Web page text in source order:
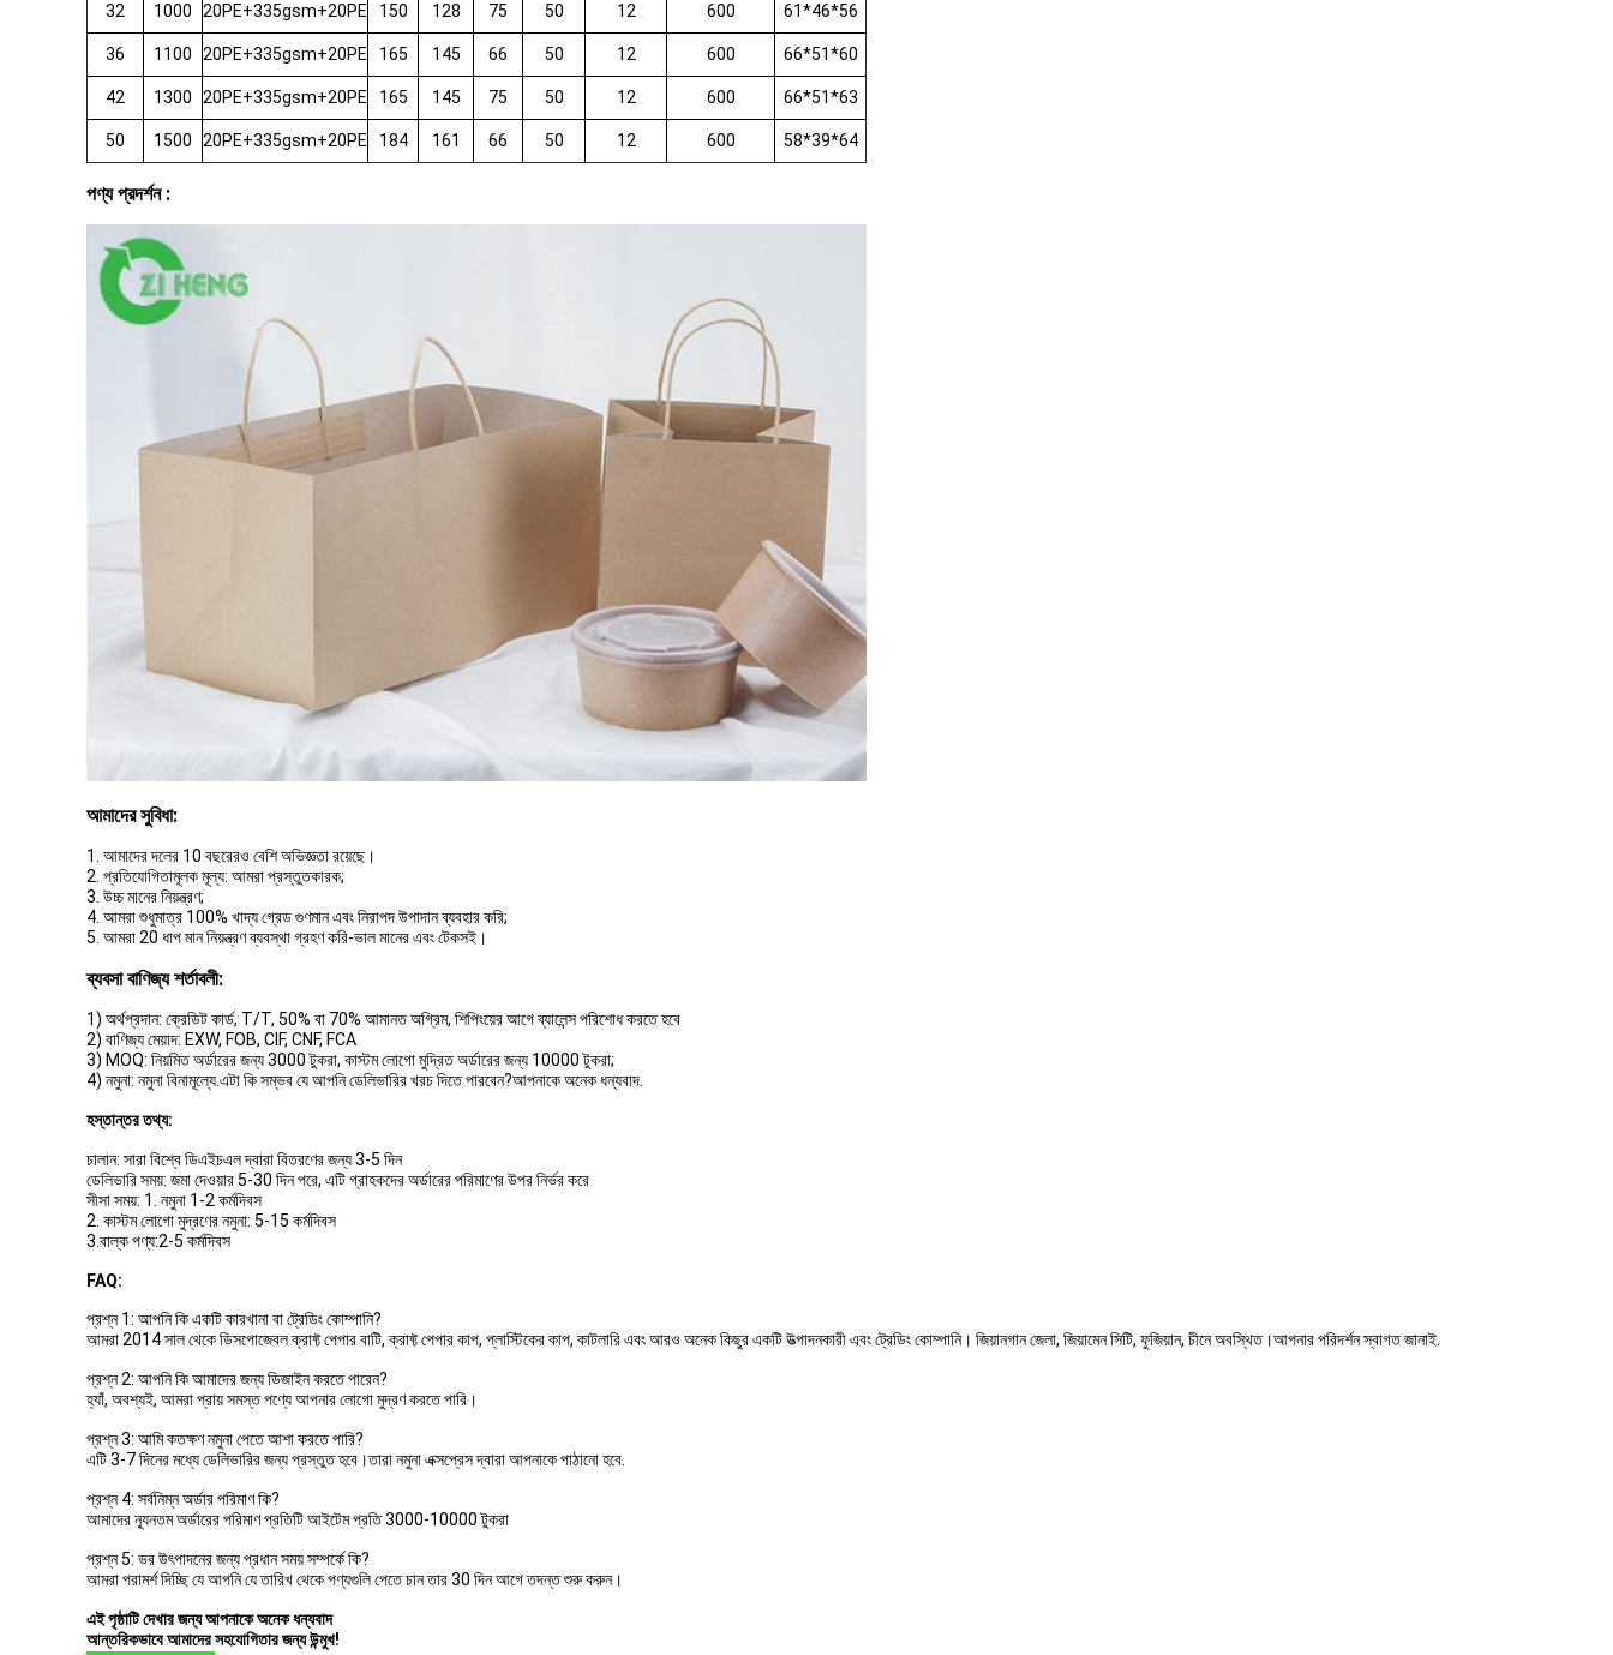
32 1000 20PE+335gsm+20PE 150 128 75 50 12 600 61*46*56
36 1100 20PE+335gsm+20PE 165 145 66 50 12 600 66*51*60
42 1300 20PE+335gsm+20PE 165 145 75 50 12 600 66*51*63
50 1500 20PE+335gsm+20PE 184 161 66 50 12 600 58*39*64
পণ্য প্রদর্শন :
আমাদের সুবিধা:
1. আমাদের দলের 10 বছরেরও বেশি অভিজ্ঞতা রয়েছে।
2. প্রতিযোগিতামূলক মূল্য: আমরা প্রস্তুতকারক;
3. উচ্চ মানের নিয়ন্ত্রণ;
4. আমরা শুধুমাত্র 100% খাদ্য গ্রেড গুণমান এবং নিরাপদ উপাদান ব্যবহার করি;
5. আমরা 20 ধাপ মান নিয়ন্ত্রণ ব্যবস্থা গ্রহণ করি-ভাল মানের এবং টেকসই।
ব্যবসা বাণিজ্য শর্তাবলী:
1) অর্থপ্রদান: ক্রেডিট কার্ড, T/T, 50% বা 70% আমানত অগ্রিম, শিপিংয়ের আগে ব্যালেন্স পরিশোধ করতে হবে
2) বাণিজ্য মেয়াদ: EXW, FOB, CIF, CNF, FCA
3) MOQ: নিয়মিত অর্ডারের জন্য 3000 টুকরা, কাস্টম লোগো মুদ্রিত অর্ডারের জন্য 10000 টুকরা;
4) নমুনা: নমুনা বিনামূল্যে.এটা কি সম্ভব যে আপনি ডেলিভারির খরচ দিতে পারবেন?আপনাকে অনেক ধন্যবাদ.
হস্তান্তর তথ্য:
চালান: সারা বিশ্বে ডিএইচএল দ্বারা বিতরণের জন্য 3-5 দিন
ডেলিভারি সময়: জমা দেওয়ার 5-30 দিন পরে, এটি গ্রাহকদের অর্ডারের পরিমাণের উপর নির্ভর করে
সীসা সময়: 1. নমুনা 1-2 কর্মদিবস
2. কাস্টম লোগো মুদ্রণের নমুনা: 5-15 কর্মদিবস
3.বাল্ক পণ্য:2-5 কর্মদিবস
FAQ:
প্রশ্ন 1: আপনি কি একটি কারখানা বা ট্রেডিং কোম্পানি?
আমরা 2014 সাল থেকে ডিসপোজেবল ক্রাফ্ট পেপার বাটি, ক্রাফ্ট পেপার কাপ, প্লাস্টিকের কাপ, কাটলারি এবং আরও অনেক কিছুর একটি উত্পাদনকারী এবং ট্রেডিং কোম্পানি। জিয়ানগান জেলা, জিয়ামেন সিটি, ফুজিয়ান, চীনে অবস্থিত।আপনার পরিদর্শন স্বাগত জানাই.
প্রশ্ন 2: আপনি কি আমাদের জন্য ডিজাইন করতে পারেন?
হ্যাঁ, অবশ্যই, আমরা প্রায় সমস্ত পণ্যে আপনার লোগো মুদ্রণ করতে পারি।
প্রশ্ন 3: আমি কতক্ষণ নমুনা পেতে আশা করতে পারি?
এটি 3-7 দিনের মধ্যে ডেলিভারির জন্য প্রস্তুত হবে।তারা নমুনা এক্সপ্রেস দ্বারা আপনাকে পাঠানো হবে.
প্রশ্ন 4: সর্বনিম্ন অর্ডার পরিমাণ কি?
আমাদের ন্যূনতম অর্ডারের পরিমাণ প্রতিটি আইটেম প্রতি 3000-10000 টুকরা
প্রশ্ন 5: ভর উৎপাদনের জন্য প্রধান সময় সম্পর্কে কি?
আমরা পরামর্শ দিচ্ছি যে আপনি যে তারিখ থেকে পণ্যগুলি পেতে চান তার 30 দিন আগে তদন্ত শুরু করুন।
এই পৃষ্ঠাটি দেখার জন্য আপনাকে অনেক ধন্যবাদ
আন্তরিকভাবে আমাদের সহযোগিতার জন্য উন্মুখ!